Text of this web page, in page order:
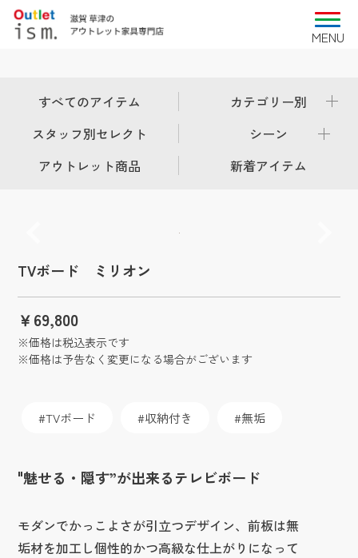
すべてのアイテム
カテゴリー別
スタッフ別セレクト
シーン
アウトレット商品
新着アイテム
TVボード ミリオン
￥69,800
※価格は税込表示です
※価格は予告なく変更になる場合がございます
TVボード 収納付き 無垢
"魅せる・隠す”が出来るテレビボード
モダンでかっこよさが引立つデザイン、前板は無
垢材を加工し個性的かつ高級な仕上がりになって